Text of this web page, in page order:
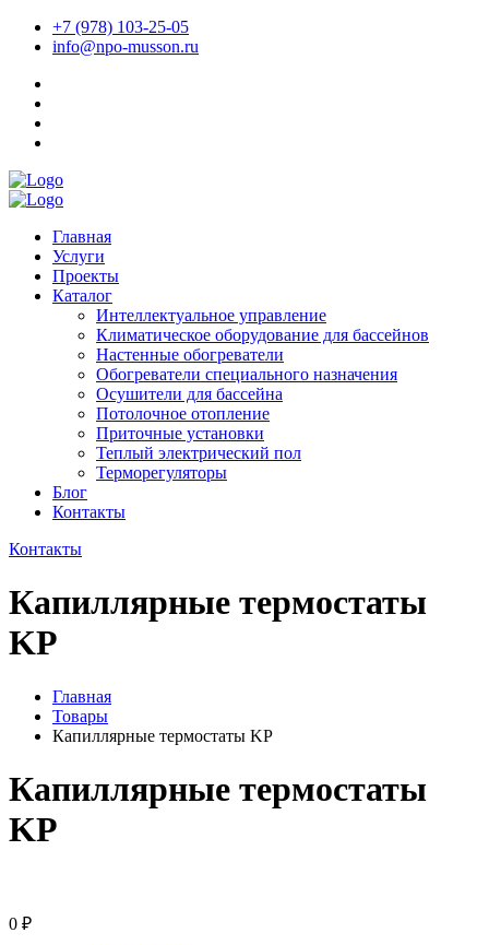
+7 (978) 103-25-05
info@npo-musson.ru
Главная
Услуги
Проекты
Каталог
Интеллектуальное управление
Климатическое оборудование для бассейнов
Настенные обогреватели
Обогреватели специального назначения
Осушители для бассейна
Потолочное отопление
Приточные установки
Теплый электрический пол
Терморегуляторы
Блог
Контакты
Контакты
Капиллярные термостаты
KP
Главная
Товары
Капиллярные термостаты KP
Капиллярные термостаты
KP
0 ₽